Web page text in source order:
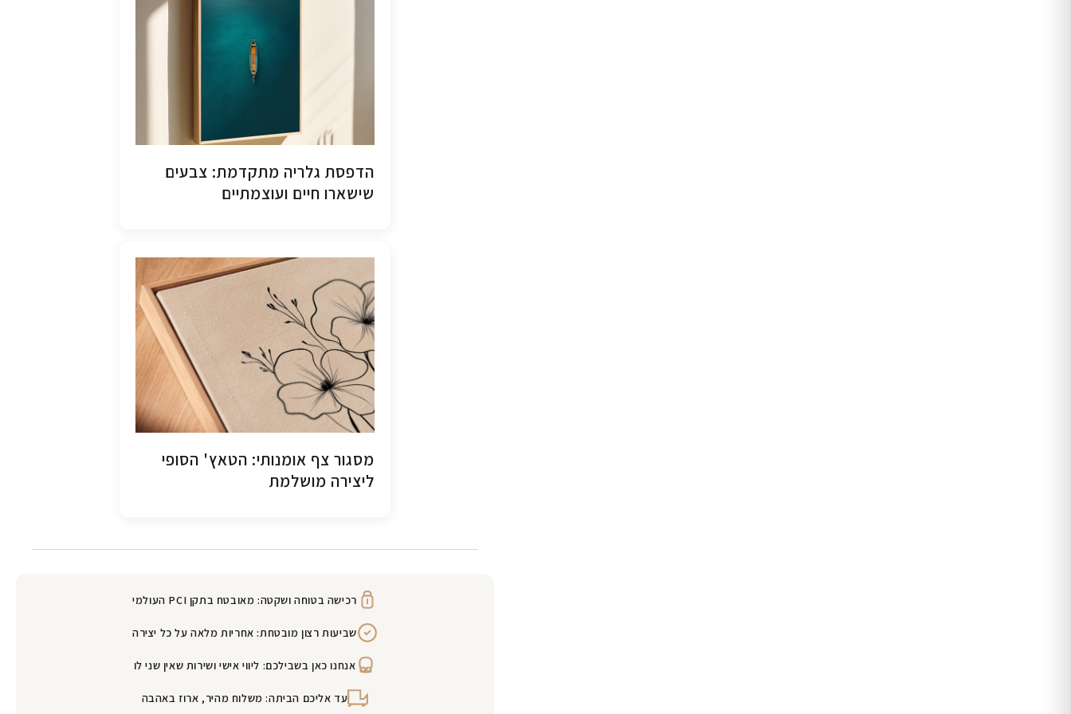
הדפסת גלריה מתקדמת: צבעים
שישארו חיים ועוצמתיים
מסגור צף אומנותי: הטאץ' הסופי
ליצירה מושלמת
רכישה בטוחה ושקטה: מאובטח בתקן PCI העולמי
שביעות רצון מובטחת: אחריות מלאה על כל יצירה
אנחנו כאן בשבילכם: ליווי אישי ושירות שאין שני לו
עד אליכם הביתה: משלוח מהיר, ארוז באהבה